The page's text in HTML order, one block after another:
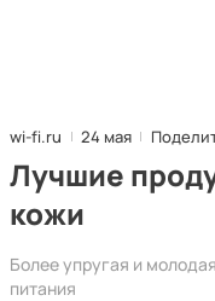
wi-fi.ru 24 мая
Лучшие
кожи
Более упругая и
питания